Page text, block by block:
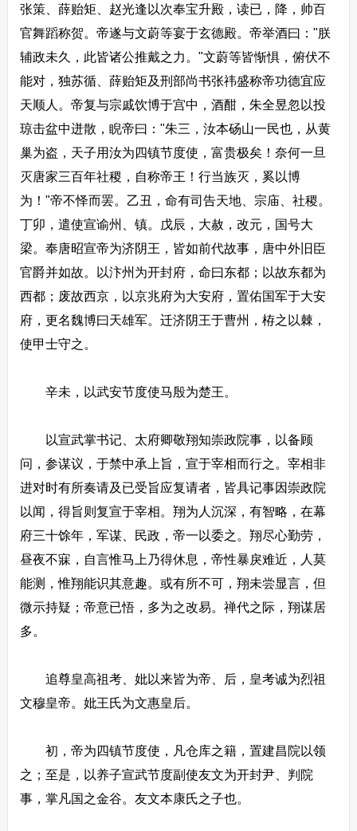
张策、薛贻矩、赵光逢以次奉宝升殿，读已，降，帅百
官舞蹈称贺。帝遂与文蔚等宴于玄德殿。帝举酒曰："朕
辅政未久，此皆诸公推戴之力。"文蔚等皆惭惧，俯伏不
能对，独苏循、薛贻矩及刑部尚书张祎盛称帝功德宜应
天顺人。帝复与宗戚饮博于宫中，酒酣，朱全昱忽以投
琼击盆中迸散，睨帝曰："朱三，汝本砀山一民也，从黄
巢为盗，天子用汝为四镇节度使，富贵极矣！奈何一旦
灭唐家三百年社稷，自称帝王！行当族灭，奚以博
为！"帝不怿而罢。乙丑，命有司告天地、宗庙、社稷。
丁卯，遣使宣谕州、镇。戊辰，大赦，改元，国号大
梁。奉唐昭宣帝为济阴王，皆如前代故事，唐中外旧臣
官爵并如故。以汴州为开封府，命曰东都；以故东都为
西都；废故西京，以京兆府为大安府，置佑国军于大安
府，更名魏博曰天雄军。迁济阴王于曹州，栫之以棘，
使甲士守之。
辛未，以武安节度使马殷为楚王。
以宣武掌书记、太府卿敬翔知崇政院事，以备顾
问，参谋议，于禁中承上旨，宣于宰相而行之。宰相非
进对时有所奏请及已受旨应复请者，皆具记事因崇政院
以闻，得旨则复宣于宰相。翔为人沉深，有智略，在幕
府三十馀年，军谋、民政，帝一以委之。翔尽心勤劳，
昼夜不寐，自言惟马上乃得休息，帝性暴戾难近，人莫
能测，惟翔能识其意趣。或有所不可，翔未尝显言，但
微示持疑；帝意已悟，多为之改易。禅代之际，翔谋居
多。
追尊皇高祖考、妣以来皆为帝、后，皇考诚为烈祖
文穆皇帝。妣王氏为文惠皇后。
初，帝为四镇节度使，凡仓库之籍，置建昌院以领
之；至是，以养子宣武节度副使友文为开封尹、判院
事，掌凡国之金谷。友文本康氏之子也。